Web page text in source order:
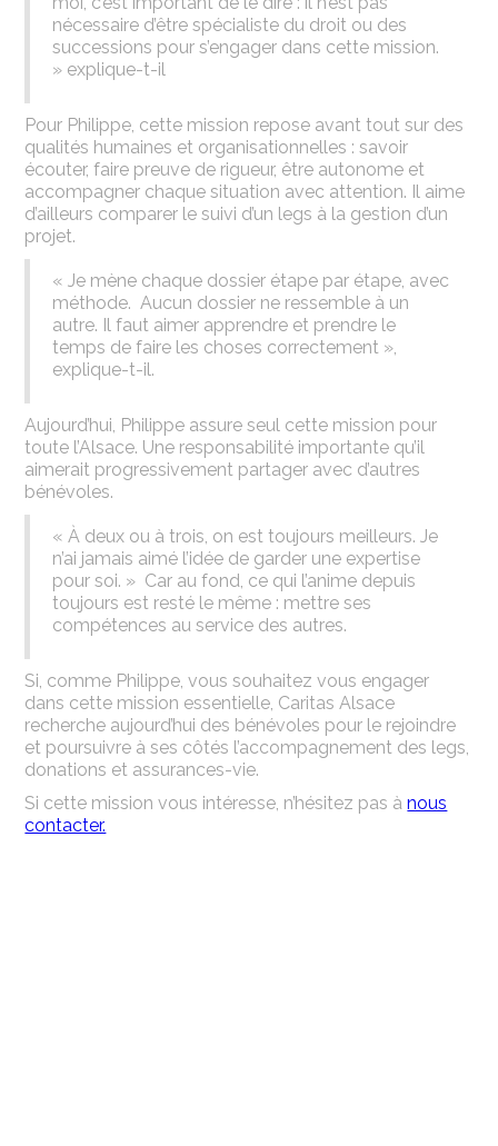
nécessaire d’être spécialiste du droit ou des
successions pour s’engager dans cette mission.
» explique-t-il
Pour Philippe, cette mission repose avant tout sur des
qualités humaines et organisationnelles : savoir
écouter, faire preuve de rigueur, être autonome et
accompagner chaque situation avec attention. Il aime
d’ailleurs comparer le suivi d’un legs à la gestion d’un
projet.
« Je mène chaque dossier étape par étape, avec
méthode. Aucun dossier ne ressemble à un
autre. Il faut aimer apprendre et prendre le
temps de faire les choses correctement »,
explique-t-il.
Aujourd’hui, Philippe assure seul cette mission pour
toute l’Alsace. Une responsabilité importante qu’il
aimerait progressivement partager avec d’autres
bénévoles.
« À deux ou à trois, on est toujours meilleurs. Je
n’ai jamais aimé l’idée de garder une expertise
pour soi. » Car au fond, ce qui l’anime depuis
toujours est resté le même : mettre ses
compétences au service des autres.
Si, comme Philippe, vous souhaitez vous engager
dans cette mission essentielle, Caritas Alsace
recherche aujourd’hui des bénévoles pour le rejoindre
et poursuivre à ses côtés l’accompagnement des legs,
donations et assurances-vie.
Si cette mission vous intéresse, n’hésitez pas ànous
contacter.